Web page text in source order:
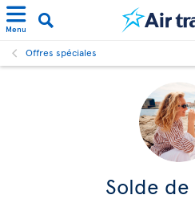
Menu
Offres spéciales
Solde de